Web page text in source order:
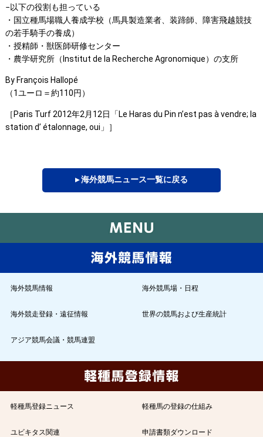
−以下の役割も担っている
・国立種馬場職人養成学校（馬具製造業者、装蹄師、障害飛越競技
の若手騎手の養成）
・授精師・獣医師研修センター
・農学研究所（Institut de la Recherche Agronomique）の支所
By François Hallopé
（1ユーロ＝約110円）
［Paris Turf 2012年2月12日「Le Haras du Pin n’est pas à vendre; la
station d’ étalonnage, oui」］
▸ 海外競馬ニュース一覧に戻る
海外競馬情報 海外競馬場・日程
海外競走登録・遠征情報 世界の競馬および生産統計
アジア競馬会議・競馬連盟
軽種馬登録ニュース 軽種馬の登録の仕組み
ユビキタス関連 申請書類ダウンロード